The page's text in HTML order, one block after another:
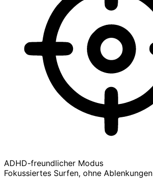
ADHD-freundlicher Modus
Fokussiertes Surfen, ohne Ablenkungen